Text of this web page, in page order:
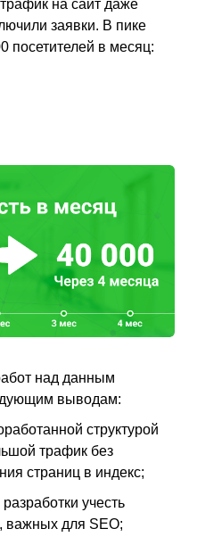
на сайт даже
заявки. В пике
посетителей в месяц:
над данным
выводам:
структурой
трафик без
страниц в индекс;
учесть
важных для SEO;